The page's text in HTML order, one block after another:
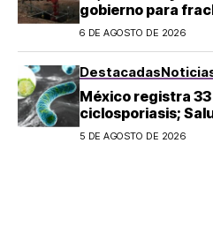
gobierno para
6 DE AGOSTO DE 2026
Destacadas
México registra
ciclosporiasis;
epidemiológica
5 DE AGOSTO DE 2026